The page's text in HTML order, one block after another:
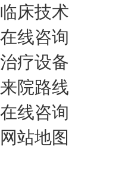
临床技术
在线咨询
治疗设备
来院路线
在线咨询
网站地图